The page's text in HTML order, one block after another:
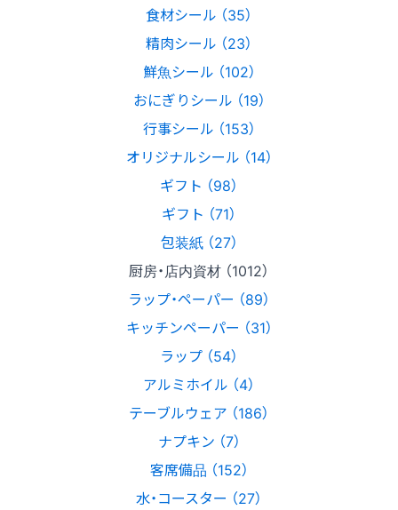
食材シール （35）
精肉シール （23）
鮮魚シール （102）
おにぎりシール （19）
行事シール （153）
オリジナルシール （14）
ギフト （98）
ギフト （71）
包装紙 （27）
厨房・店内資材 （1012）
ラップ・ペーパー （89）
キッチンペーパー （31）
ラップ （54）
アルミホイル （4）
テーブルウェア （186）
ナプキン （7）
客席備品 （152）
水・コースター （27）